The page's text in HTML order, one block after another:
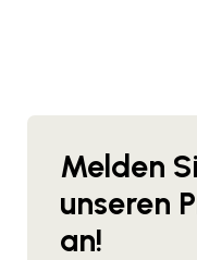
Melden
unseren
an!